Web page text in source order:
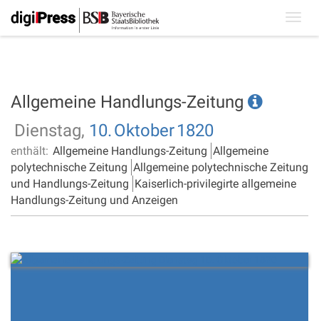
Allgemeine Handlungs-Zeitung
Dienstag, 10.Oktober1820
enthält: Allgemeine Handlungs-Zeitung Allgemeine
polytechnische Zeitung Allgemeine polytechnische Zeitung
und Handlungs-Zeitung Kaiserlich-privilegirte allgemeine
Handlungs-Zeitung und Anzeigen